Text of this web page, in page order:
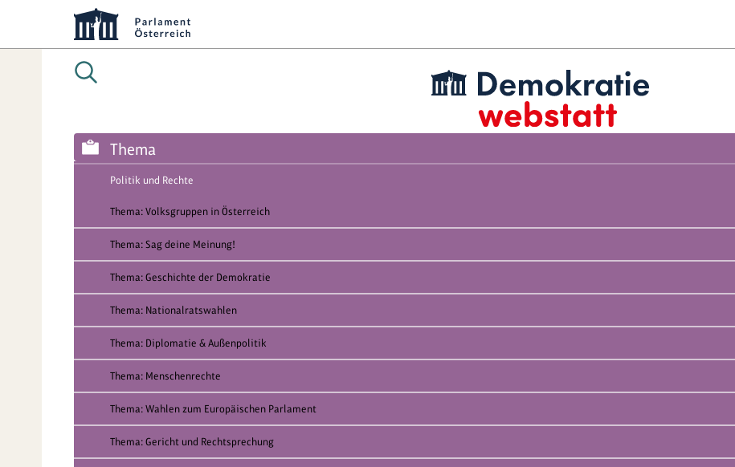
Thema
Politik und Rechte
Thema: Volksgruppen in Österreich
Thema: Sag deine Meinung!
Thema: Geschichte der Demokratie
Thema: Nationalratswahlen
Thema: Diplomatie & Außenpolitik
Thema: Menschenrechte
Thema: Wahlen zum Europäischen Parlament
Thema: Gericht und Rechtsprechung